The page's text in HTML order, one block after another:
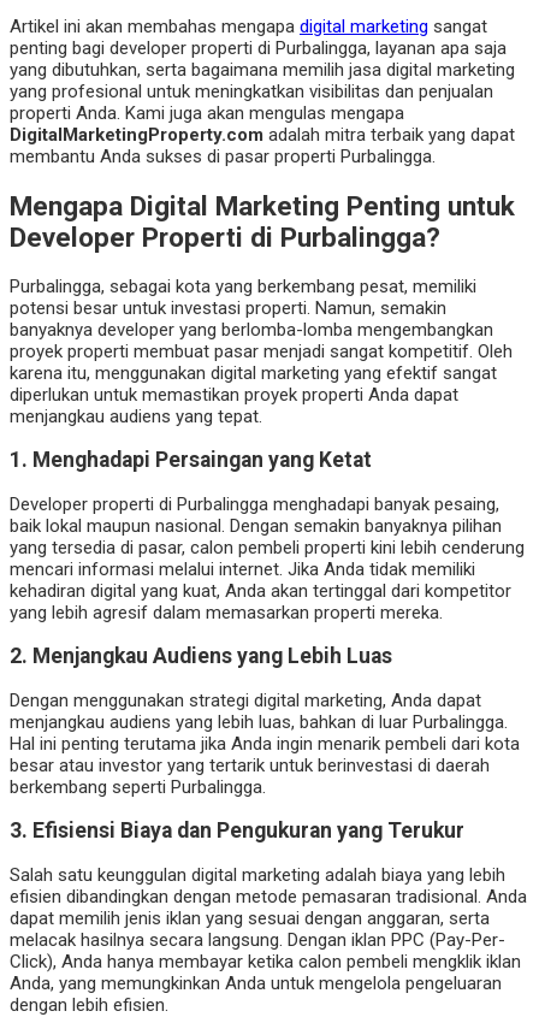
Artikel ini akan membahas mengapa digital marketing sangat
penting bagi developer properti di Purbalingga, layanan apa saja
yang dibutuhkan, serta bagaimana memilih jasa digital marketing
yang profesional untuk meningkatkan visibilitas dan penjualan
properti Anda. Kami juga akan mengulas mengapa
DigitalMarketingProperty.com adalah mitra terbaik yang dapat
membantu Anda sukses di pasar properti Purbalingga.
Mengapa Digital Marketing Penting untuk
Developer Properti di Purbalingga?
Purbalingga, sebagai kota yang berkembang pesat, memiliki
potensi besar untuk investasi properti. Namun, semakin
banyaknya developer yang berlomba-lomba mengembangkan
proyek properti membuat pasar menjadi sangat kompetitif. Oleh
karena itu, menggunakan digital marketing yang efektif sangat
diperlukan untuk memastikan proyek properti Anda dapat
menjangkau audiens yang tepat.
1. Menghadapi Persaingan yang Ketat
Developer properti di Purbalingga menghadapi banyak pesaing,
baik lokal maupun nasional. Dengan semakin banyaknya pilihan
yang tersedia di pasar, calon pembeli properti kini lebih cenderung
mencari informasi melalui internet. Jika Anda tidak memiliki
kehadiran digital yang kuat, Anda akan tertinggal dari kompetitor
yang lebih agresif dalam memasarkan properti mereka.
2. Menjangkau Audiens yang Lebih Luas
Dengan menggunakan strategi digital marketing, Anda dapat
menjangkau audiens yang lebih luas, bahkan di luar Purbalingga.
Hal ini penting terutama jika Anda ingin menarik pembeli dari kota
besar atau investor yang tertarik untuk berinvestasi di daerah
berkembang seperti Purbalingga.
3. Efisiensi Biaya dan Pengukuran yang Terukur
Salah satu keunggulan digital marketing adalah biaya yang lebih
efisien dibandingkan dengan metode pemasaran tradisional. Anda
dapat memilih jenis iklan yang sesuai dengan anggaran, serta
melacak hasilnya secara langsung. Dengan iklan PPC (Pay-Per-
Click), Anda hanya membayar ketika calon pembeli mengklik iklan
Anda, yang memungkinkan Anda untuk mengelola pengeluaran
dengan lebih efisien.